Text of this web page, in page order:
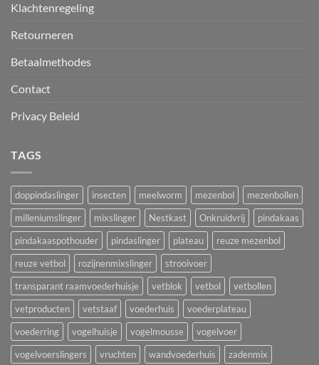
Klachtenregeling
Retourneren
Betaalmethodes
Contact
Privacy Beleid
TAGS
doppindaslinger insecten meelworm mezenbol
mezenbollen
milleniumslinger
mixslinger Nestkast Onkruidvrij
pindakaas
pindakaaspothouder
pindaslinger plateau
reuze mezenbol
reuze vetbol
rozijnenmixslinger
strooivoer
transparant raamvoederhuisje
vetblok vetbol
vetbollen
vetproducten
vetstaaf voederhuis
voederplateau
voederring
vogelhuisje vogelmousse
vogelvoer
vogelvoerslingers
vruchten wandvoederhuis zadenmix